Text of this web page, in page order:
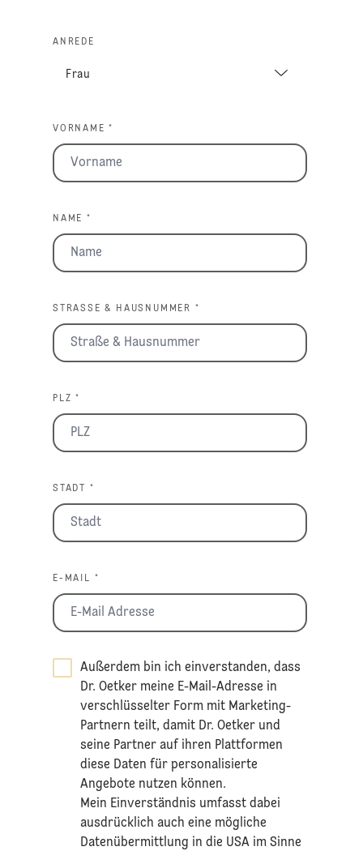
ANREDE
VORNAME *
NAME *
STRASSE & HAUSNUMMER *
PLZ *
STADT *
E-MAIL *
Außerdem bin ich einverstanden, dass
Dr. Oetker meine E-Mail-Adresse in
verschlüsselter Form mit Marketing-
Partnern teilt, damit Dr. Oetker und
seine Partner auf ihren Plattformen
diese Daten für personalisierte
Angebote nutzen können.
Mein Einverständnis umfasst dabei
ausdrücklich auch eine mögliche
Datenübermittlung in die USA im Sinne